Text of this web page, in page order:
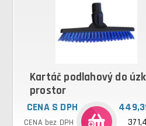
Kartáč podlahový do
prostor
CENA S DPH
CENA bez DPH